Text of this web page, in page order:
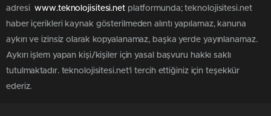
adresiwww.teknolojisitesi.netplatformunda; teknolojisitesi.net
haber içerikleri kaynak gösterilmeden alıntı yapılamaz, kanuna
aykırı ve izinsiz olarak kopyalanamaz, başka yerde yayınlanamaz.
Aykırı işlem yapan kişi/kişiler için yasal başvuru hakkı saklı
tutulmaktadır. teknolojisitesi.net'i tercih ettiğiniz için teşekkür
ederiz.